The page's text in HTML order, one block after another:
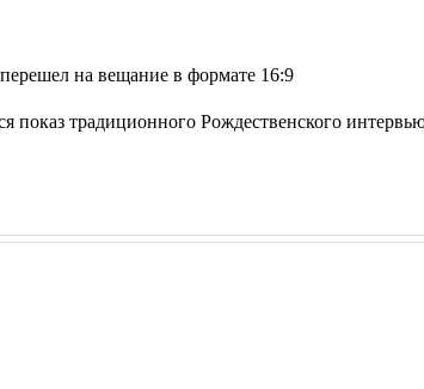
на вещание в формате 16:9
показ традиционного Рождественского